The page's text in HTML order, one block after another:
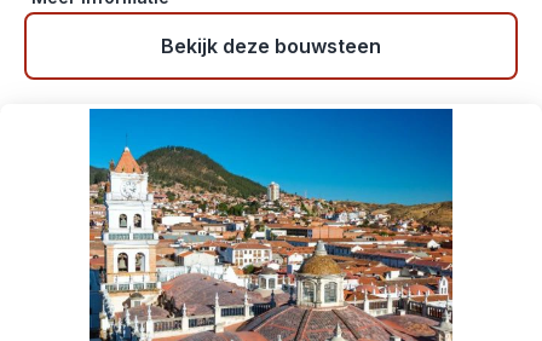
Bekijk deze bouwsteen